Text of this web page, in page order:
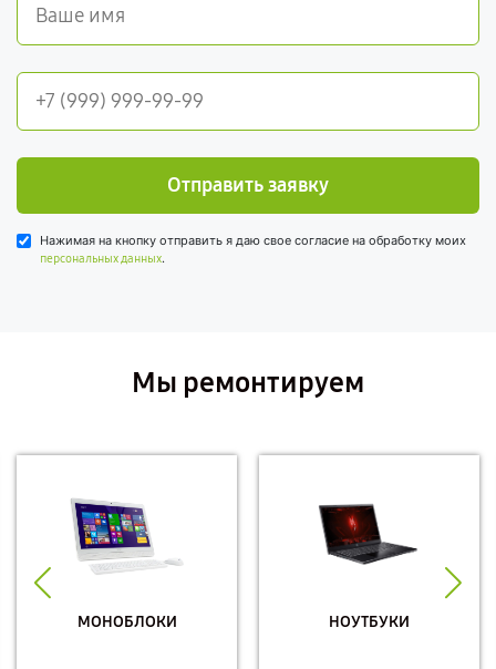
Отправить заявку
Нажимая на кнопку отправить я даю свое согласие на обработку моих
персональных данных.
Мы ремонтируем
МОНОБЛОКИ НОУТБУКИ